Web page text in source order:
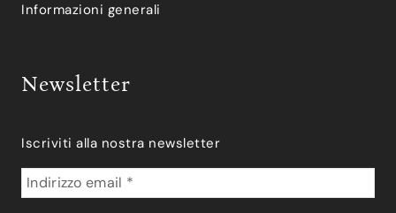
Informazioni generali
Newsletter
Iscriviti alla nostra newsletter